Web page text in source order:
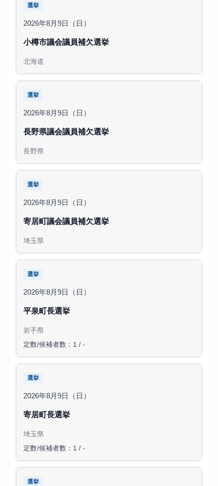
選挙
2026年8月9日（日）
小樽市議会議員補欠選挙
北海道
選挙
2026年8月9日（日）
長野県議会議員補欠選挙
長野県
選挙
2026年8月9日（日）
寄居町議会議員補欠選挙
埼玉県
選挙
2026年8月9日（日）
平泉町長選挙
岩手県
定数/候補者数：1 / -
選挙
2026年8月9日（日）
寄居町長選挙
埼玉県
定数/候補者数：1 / -
選挙